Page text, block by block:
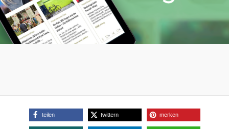
teilen twittern merken